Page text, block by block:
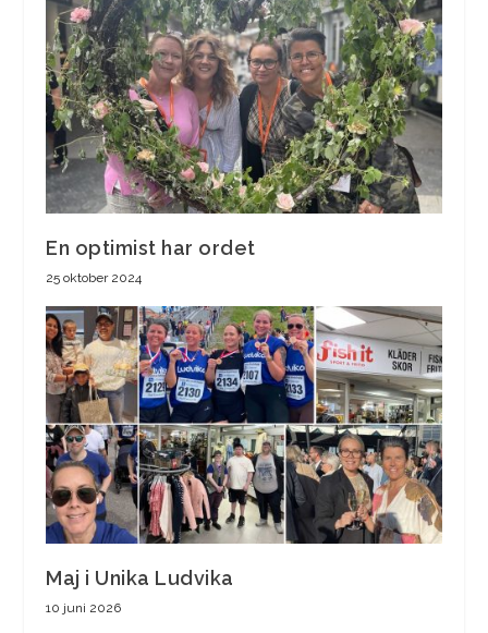
En optimist har ordet
25 oktober 2024
Maj i Unika Ludvika
10 juni 2026